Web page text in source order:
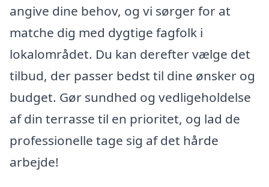
angive dine behov, og vi sørger for at
matche dig med dygtige fagfolk i
lokalområdet. Du kan derefter vælge det
tilbud, der passer bedst til dine ønsker og
budget. Gør sundhed og vedligeholdelse
af din terrasse til en prioritet, og lad de
professionelle tage sig af det hårde
arbejde!